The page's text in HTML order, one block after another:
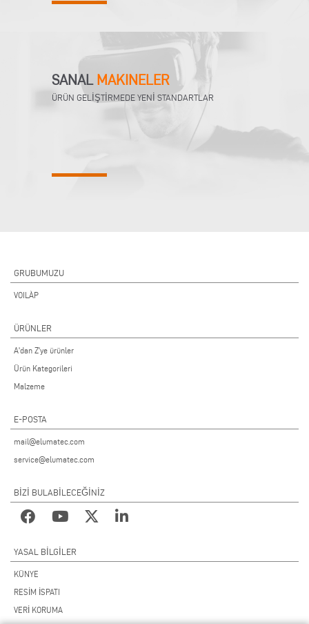
SANAL MAKINELER
ÜRÜN GELİŞTİRMEDE YENİ STANDARTLAR
GRUBUMUZU
VOILÀP
ÜRÜNLER
A'dan Z'ye ürünler
Ürün Kategorileri
Malzeme
E-POSTA
mail@elumatec.com
service@elumatec.com
BİZİ BULABİLECEĞİNİZ
YASAL BILGILER
KÜNYE
RESİM İSPATI
VERİ KORUMA